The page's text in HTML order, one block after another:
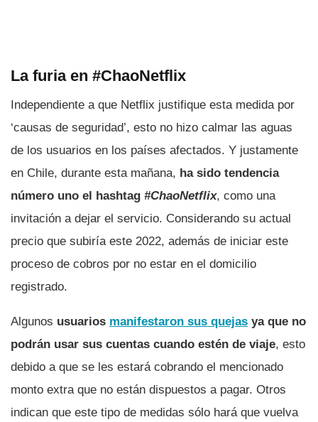
La furia en #ChaoNetflix
Independiente a que Netflix justifique esta medida por
‘causas de seguridad’, esto no hizo calmar las aguas
de los usuarios en los países afectados. Y justamente
en Chile, durante esta mañana, ha sido tendencia
número uno el hashtag #ChaoNetflix, como una
invitación a dejar el servicio. Considerando su actual
precio que subiría este 2022, además de iniciar este
proceso de cobros por no estar en el domicilio
registrado.
Algunos usuarios manifestaron sus quejas ya que no
podrán usar sus cuentas cuando estén de viaje, esto
debido a que se les estará cobrando el mencionado
monto extra que no están dispuestos a pagar. Otros
indican que este tipo de medidas sólo hará que vuelva